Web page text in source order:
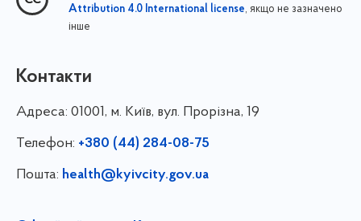
Attribution 4.0 International license, якщо не зазначено
інше
Контакти
Адреса: 01001, м. Київ, вул. Прорізна, 19
Телефон: +380 (44) 284-08-75
Пошта: health@kyivcity.gov.ua